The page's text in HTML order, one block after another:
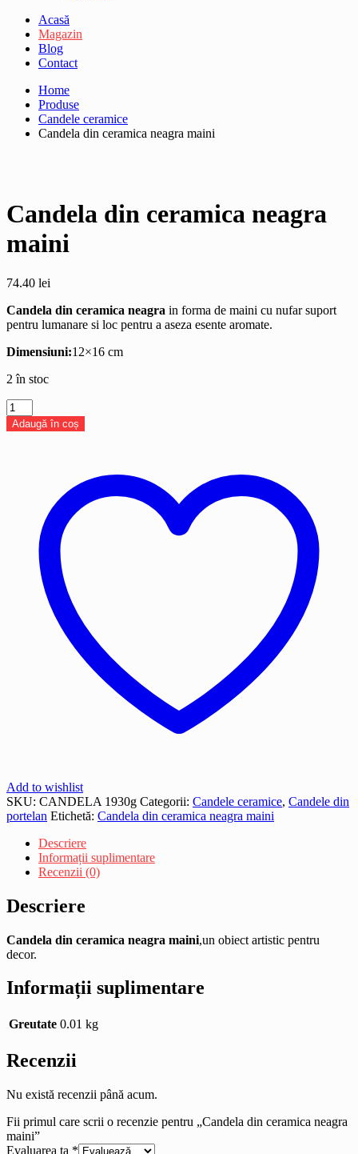
Acasă
Magazin
Blog
Contact
Home
Produse
Candele ceramice
Candela din ceramica neagra maini
Candela din ceramica neagra
maini
74.40 lei
Candela din ceramica neagra in forma de maini cu nufar suport
pentru lumanare si loc pentru a aseza esente aromate.
Dimensiuni:12×16 cm
2 în stoc
Cantitate
Candela
din
Adaugă în coș
Add to wishlist
SKU: CANDELA 1930g Categorii: Candele ceramice, Candele din
portelan Etichetă: Candela din ceramica neagra maini
Descriere
Informații suplimentare
Recenzii (0)
Descriere
Candela din ceramica neagra maini,un obiect artistic pentru
decor.
Informații suplimentare
Greutate 0.01 kg
Recenzii
Nu există recenzii până acum.
Fii primul care scrii o recenzie pentru „Candela din ceramica neagra
maini”
Evaluarea ta *